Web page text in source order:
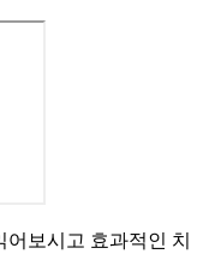
보시고 효과적인 치